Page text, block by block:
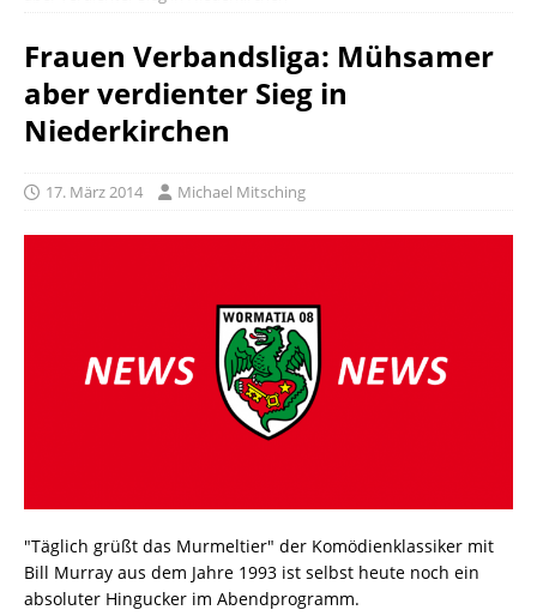
Frauen Verbandsliga: Mühsamer
aber verdienter Sieg in
Niederkirchen
17. März 2014 Michael Mitsching
"Täglich grüßt das Murmeltier" der Komödienklassiker mit
Bill Murray aus dem Jahre 1993 ist selbst heute noch ein
absoluter Hingucker im Abendprogramm.